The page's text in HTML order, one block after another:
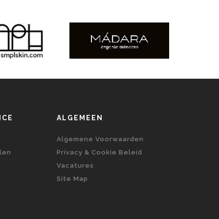
ALGEMEEN
Algemene Voorwaarden
Privacy & Cookie Beleid
Vacatures
Site Map